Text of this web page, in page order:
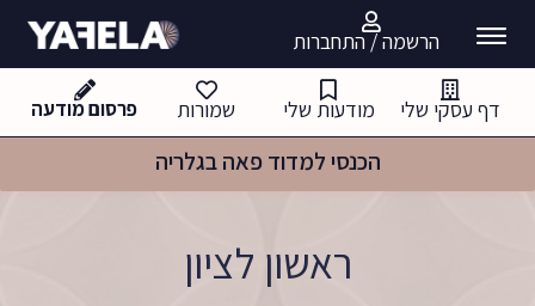
הרשמה / התחברות
דף עסקי שלי מודעות שלי שמורות פרסום מודעה
הכנסי למדוד פאה בגלריה
ראשון לציון